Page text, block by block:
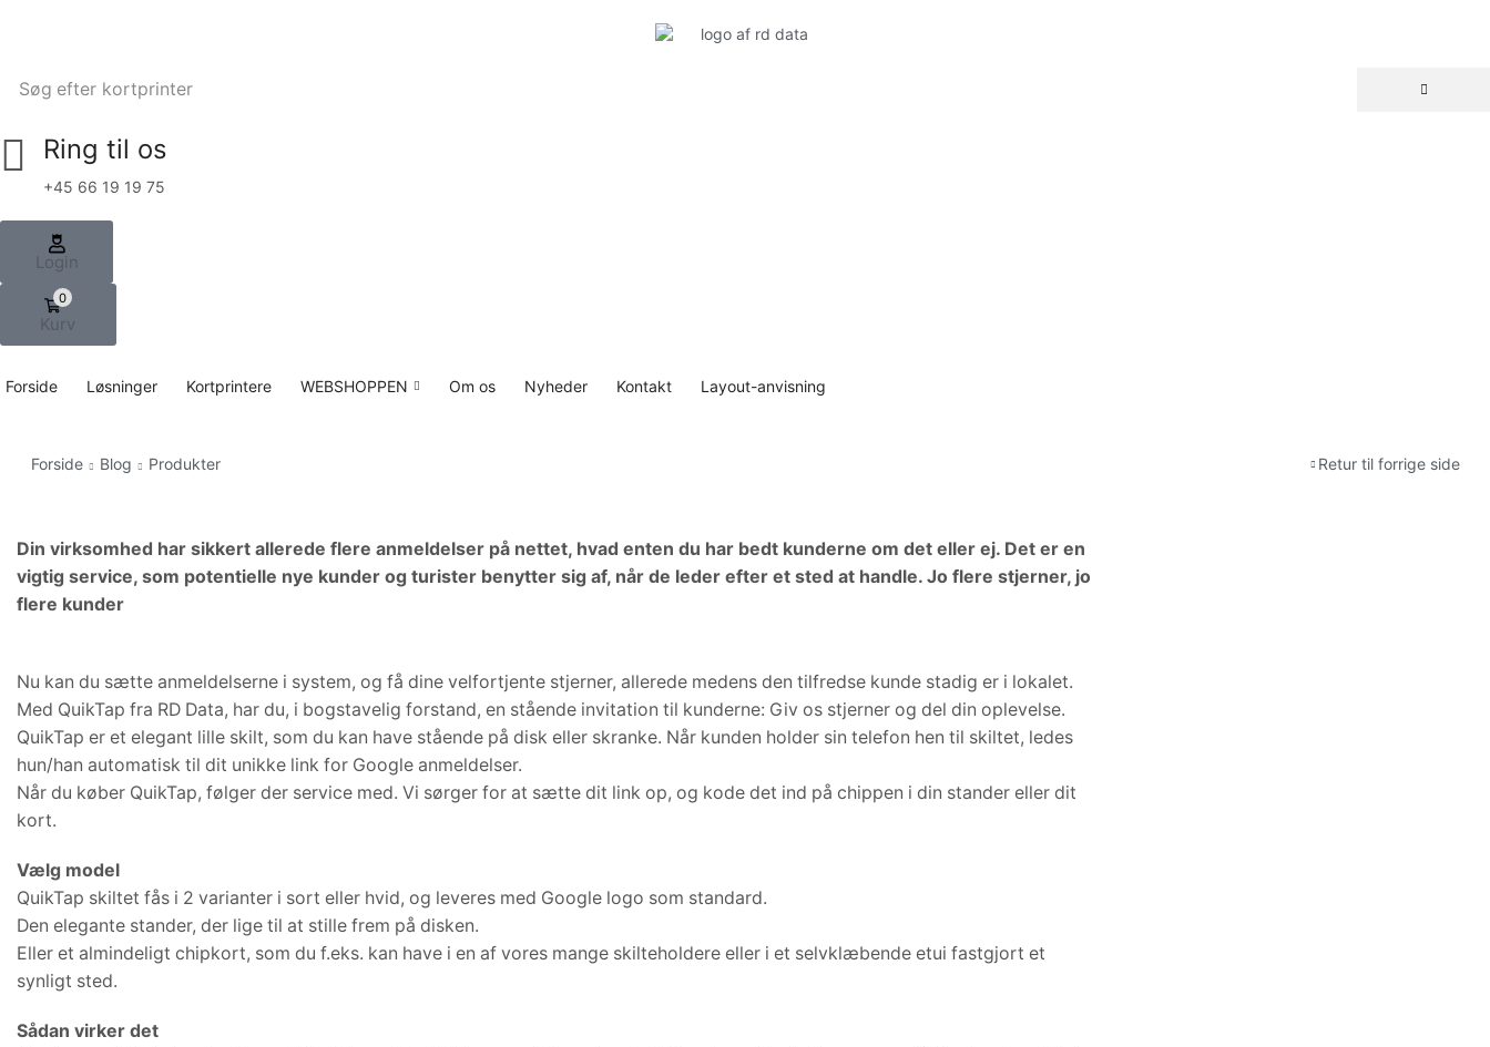
Søg efter kortprinter
Ring til os
+45 66 19 19 75
Login
0
Kurv
Forside Løsninger Kortprintere WEBSHOPPEN Om os Nyheder Kontakt Layout-anvisning
Retur til forrige side
Forside Blog Produkter
Produkter
Din virksomhed har sikkert allerede flere anmeldelser på nettet, hvad enten du har bedt kunderne om det eller ej. Det er en
vigtig service, som potentielle nye kunder og turister benytter sig af, når de leder efter et sted at handle. Jo flere stjerner, jo
flere kunder
Nu kan du sætte anmeldelserne i system, og få dine velfortjente stjerner, allerede medens den tilfredse kunde stadig er i lokalet.
Med QuikTap fra RD Data, har du, i bogstavelig forstand, en stående invitation til kunderne: Giv os stjerner og del din oplevelse.
QuikTap er et elegant lille skilt, som du kan have stående på disk eller skranke. Når kunden holder sin telefon hen til skiltet, ledes
hun/han automatisk til dit unikke link for Google anmeldelser.
Når du køber QuikTap, følger der service med. Vi sørger for at sætte dit link op, og kode det ind på chippen i din stander eller dit
kort.
Vælg model
QuikTap skiltet fås i 2 varianter i sort eller hvid, og leveres med Google logo som standard.
Den elegante stander, der lige til at stille frem på disken.
Eller et almindeligt chipkort, som du f.eks. kan have i en af vores mange skilteholdere eller i et selvklæbende etui fastgjort et
synligt sted.
Sådan virker det